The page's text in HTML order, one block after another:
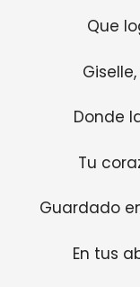
Que
Donde
Tu
Guardado
En tus